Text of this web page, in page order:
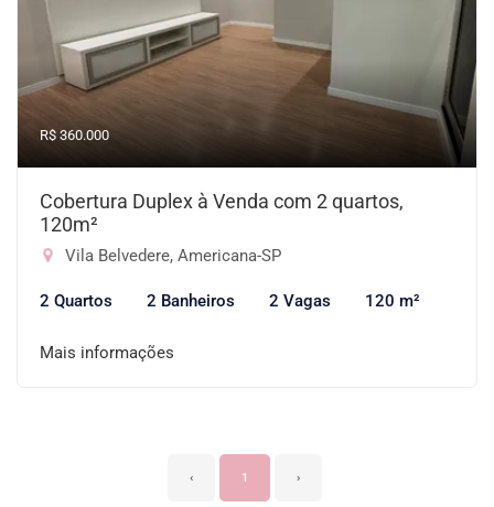
R$ 360.000
Cobertura Duplex à Venda com 2 quartos,
120m²
Vila Belvedere, Americana-SP
2 Quartos 2 Banheiros 2 Vagas 120 m²
Mais informações
‹ 1 ›